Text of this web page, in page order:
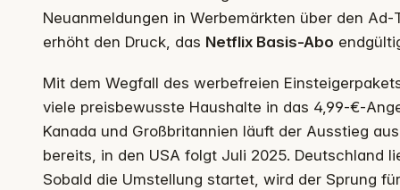
Neuanmeldungen in Werbemärkten über den
erhöht den Druck, das Netflix Basis-Abo
Mit dem Wegfall des werbefreien
viele preisbewusste Haushalte in das
Kanada und Großbritannien läuft der Ausstieg aus
bereits, in den USA folgt Juli 2025. Deutschland
Sobald die Umstellung startet, wird der Sprung